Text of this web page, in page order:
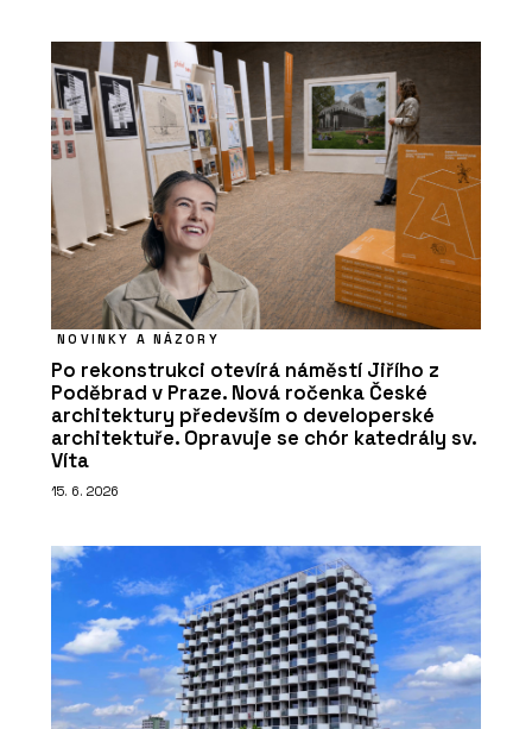
NOVINKY A NÁZORY
Po rekonstrukci otevírá náměstí Jiřího z
Poděbrad v Praze. Nová ročenka České
architektury především o developerské
architektuře. Opravuje se chór katedrály sv.
Víta
15. 6. 2026